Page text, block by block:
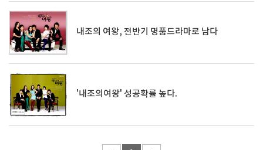
내조의 여왕, 전반기 명품드라마로 남다
'내조의여왕' 성공확률 높다.